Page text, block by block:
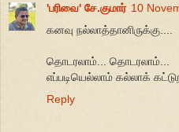
'பரிவை' சே.குமார் 10
கனவு நல்லாத்தானிருக்கு....
தொடரலாம்... தொடரலாம்...
எப்படியெல்லாம் கல்லாக்
Reply